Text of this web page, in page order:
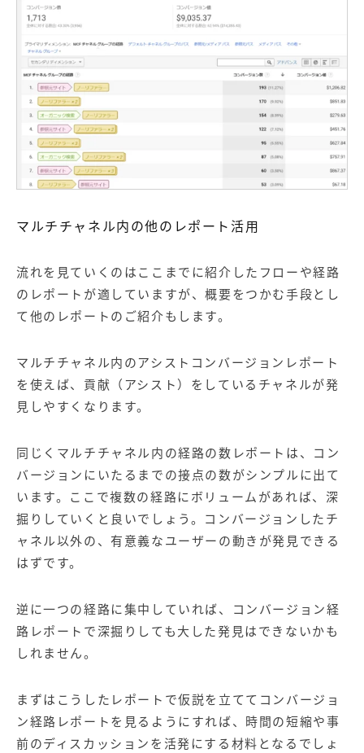
マルチチャネル内の他のレポート活用
流れを見ていくのはここまでに紹介したフローや経路
のレポートが適していますが、概要をつかむ手段とし
て他のレポートのご紹介もします。
マルチチャネル内のアシストコンバージョンレポート
を使えば、貢献（アシスト）をしているチャネルが発
見しやすくなります。
同じくマルチチャネル内の経路の数レポートは、コン
バージョンにいたるまでの接点の数がシンプルに出て
います。ここで複数の経路にボリュームがあれば、深
掘りしていくと良いでしょう。コンバージョンしたチ
ャネル以外の、有意義なユーザーの動きが発見できる
はずです。
逆に一つの経路に集中していれば、コンバージョン経
路レポートで深掘りしても大した発見はできないかも
しれません。
まずはこうしたレポートで仮説を立ててコンバージョ
ン経路レポートを見るようにすれば、時間の短縮や事
前のディスカッションを活発にする材料となるでしょ